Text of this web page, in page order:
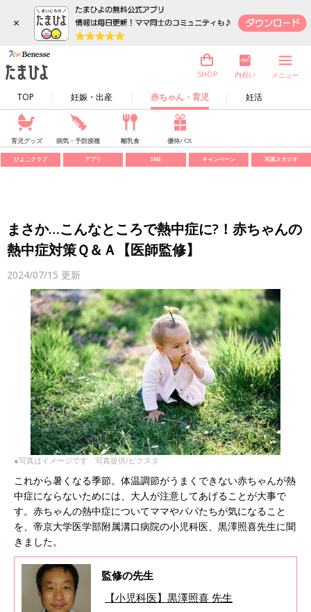
×
TOP 妊娠・出産 赤ちゃん・育児 妊活
SHOP 内祝い メニュー
育児グッズ 病気・予防接種 離乳食 優待パス
ひよこクラブ アプリ SNS キャンペーン 写真スタジオ
まさか…こんなところで熱中症に?！赤ちゃんの
熱中症対策Ｑ＆Ａ【医師監修】
2024/07/15 更新
●写真はイメージです 写真提供/ピクスタ
これから暑くなる季節。体温調節がうまくできない赤ちゃんが熱
中症にならないためには、大人が注意してあげることが大事で
す。赤ちゃんの熱中症についてママやパパたちが気になること
を、帝京大学医学部附属溝口病院の小児科医、黒澤照喜先生に聞
きました。
監修の先生
【小児科医】黒澤照喜 先生